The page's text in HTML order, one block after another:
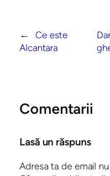
←
Ce este
Alcantara
Comentarii
Lasă un răspuns
Adresa ta de email